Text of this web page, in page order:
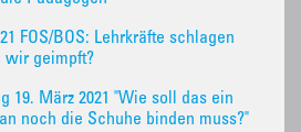
FOS/BOS: Lehrkräfte schlagen
wir geimpft?
19. März 2021 "Wie soll das ein
noch die Schuhe binden muss?"